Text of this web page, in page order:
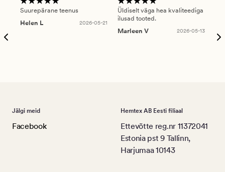
Suurepärane teenus
Helen L
2026-05-21
Üldiselt väga hea kvaliteediga
ilusad tooted.
Marleen V
2026-05-13
Jälgi meid
Facebook
Hemtex AB Eesti filiaal
Ettevõtte reg.nr 11372041
Estonia pst 9 Tallinn,
Harjumaa 10143